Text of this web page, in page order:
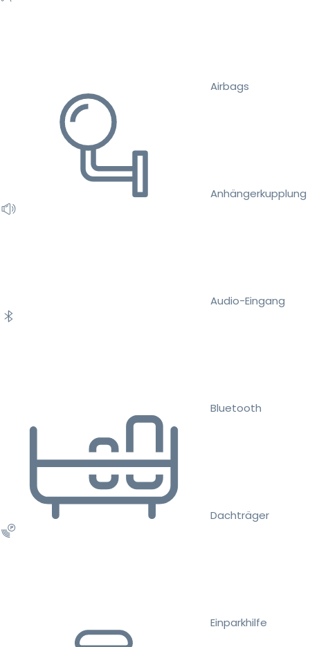
Airbags
Anhängerkupplung
Audio-Eingang
Bluetooth
Dachträger
Einparkhilfe